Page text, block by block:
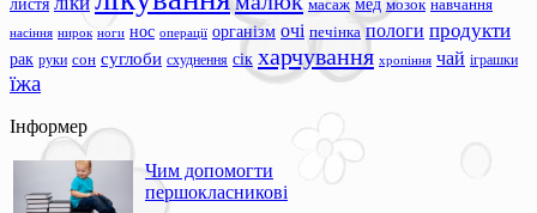
масаж мозок навчання
насіння нирок ноги нос операції організм очі печінка пологи продукти
рак руки сон суглоби схуднення сік харчування хропіння чай іграшки
їжа
Інформер
Чим допомогти
першокласникові